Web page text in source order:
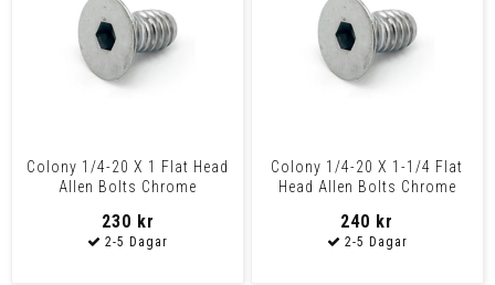
Colony 1/4-20 X 1 Flat Head
Allen Bolts Chrome
230 kr
Colony 1/4-20 X 1-1/4 Flat
Head Allen Bolts Chrome
240 kr